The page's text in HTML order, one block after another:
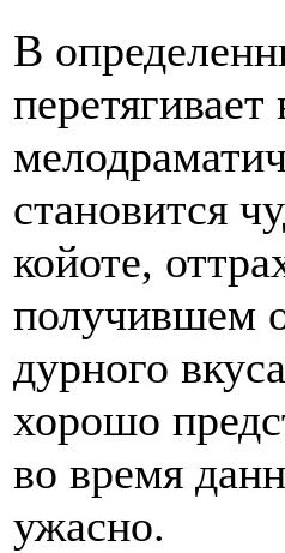
В
становится
койоте,
получившем
дурного
хорошо
во время
ужасно.